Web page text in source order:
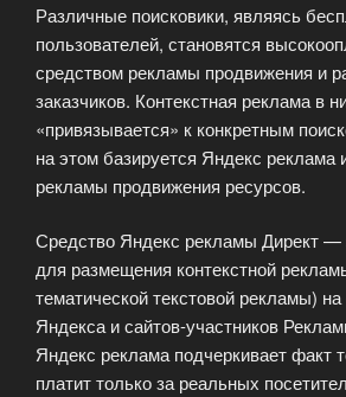
Различные поисковики, являясь
пользователей, становятся
средством рекламы продвижения и
заказчиков. Контекстная реклама в
«привязывается» к конкретным
на этом базируется Яндекс реклама
рекламы продвижения ресурсов.
Средство Яндекс рекламы Директ —
для размещения контекстной
тематической текстовой рекламы)
Яндекса и сайтов-участников
Яндекс реклама подчеркивает факт
платит только за реальных